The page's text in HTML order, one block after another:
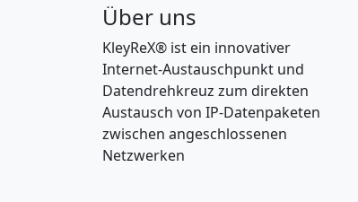
Über uns
KleyReX® ist ein innovativer
Internet-Austauschpunkt und
Datendrehkreuz zum direkten
Austausch von IP-Datenpaketen
zwischen angeschlossenen
Netzwerken